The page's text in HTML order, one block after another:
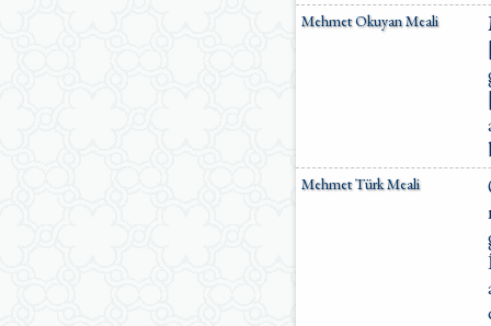
Mehmet Okuyan Meali
Mehmet Türk Meali